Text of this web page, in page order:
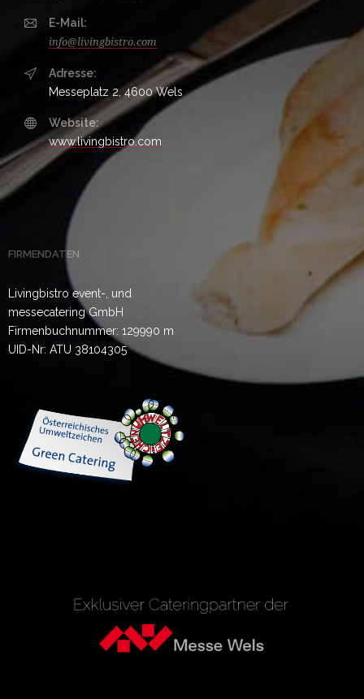
E-Mail:
info@livingbistro.com
Adresse:
Messeplatz 2, 4600 Wels
Website:
www.livingbistro.com
FIRMENDATEN
Livingbistro event-, und
messecatering GmbH
Firmenbuchnummer: 129990 m
UID-Nr: ATU 38104305